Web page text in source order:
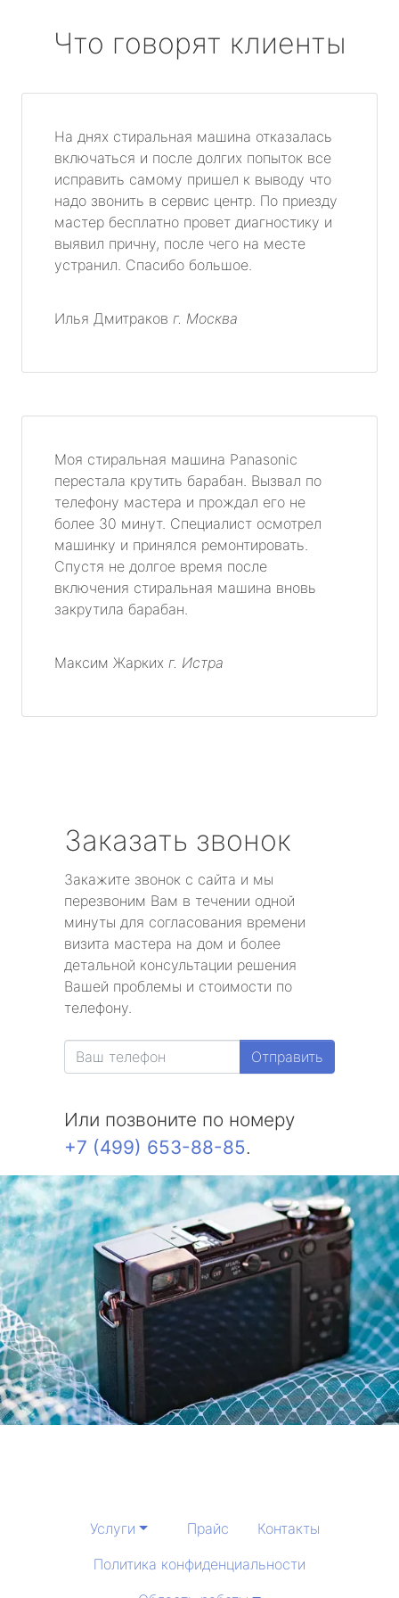
Что говорят клиенты
На днях стиральная машина отказалась
включаться и после долгих попыток все
исправить самому пришел к выводу что
надо звонить в сервис центр. По приезду
мастер бесплатно провет диагностику и
выявил причну, после чего на месте
устранил. Спасибо большое.
Илья Дмитраков г. Москва
Моя стиральная машина Panasonic
перестала крутить барабан. Вызвал по
телефону мастера и прождал его не
более 30 минут. Специалист осмотрел
машинку и принялся ремонтировать.
Спустя не долгое время после
включения стиральная машина вновь
закрутила барабан.
Максим Жарких г. Истра
Заказать звонок
Закажите звонок с сайта и мы
перезвоним Вам в течении одной
минуты для согласования времени
визита мастера на дом и более
детальной консультации решения
Вашей проблемы и стоимости по
телефону.
Отправить
Или позвоните по номеру
+7 (499) 653-88-85.
Услуги Прайс
Контакты
Политика конфиденциальности